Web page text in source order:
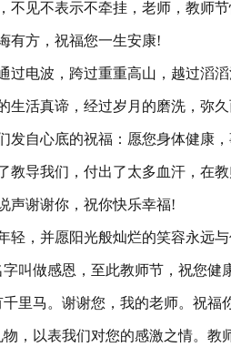
不见不表示不牵挂，老师，教师
有方，祝福您一生安康!
过电波，跨过重重高山，越过滔
生活真谛，经过岁月的磨洗，弥
发自心底的祝福：愿您身体健康
教导我们，付出了太多血汗，在
声谢谢你，祝你快乐幸福!
轻，并愿阳光般灿烂的笑容永远
叫做感恩，至此教师节，祝您健
里马。谢谢您，我的老师。祝福
，以表我们对您的感激之情。教